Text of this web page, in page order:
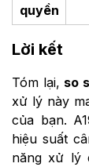
quyền
Lời kết
Tóm lại, so
xử lý này
của bạn.
hiệu suất
năng xử lý